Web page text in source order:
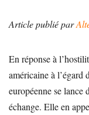
Article publié par
En réponse à
américaine à l’égard
européenne se lance
échange. Elle en